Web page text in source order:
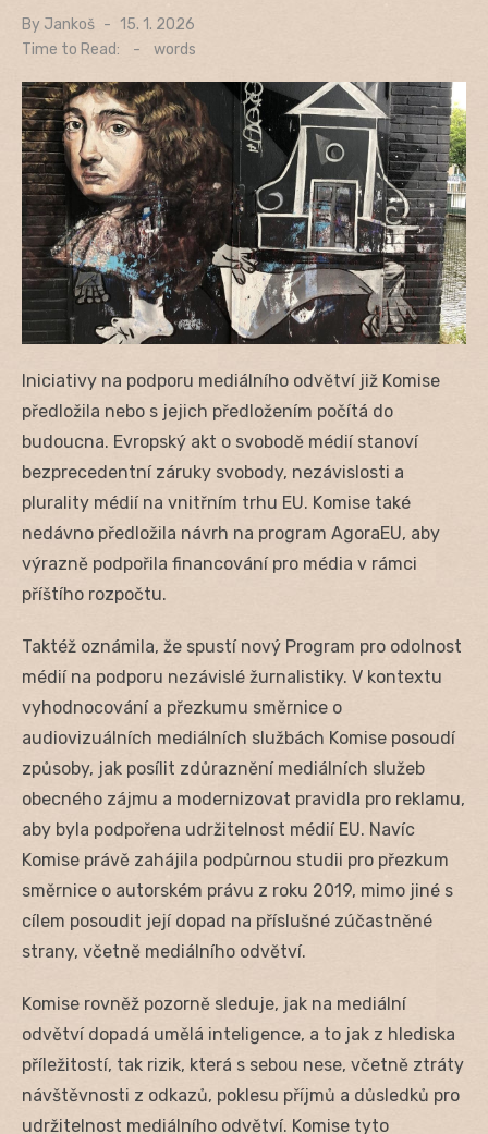
By Jankoš
Posted
15. 1. 2026
Time to Read:
- words
Iniciativy na podporu mediálního odvětví již Komise
předložila nebo s jejich předložením počítá do
budoucna. Evropský akt o svobodě médií stanoví
bezprecedentní záruky svobody, nezávislosti a
plurality médií na vnitřním trhu EU. Komise také
nedávno předložila návrh na program AgoraEU, aby
výrazně podpořila financování pro média v rámci
příštího rozpočtu.
Taktéž oznámila, že spustí nový Program pro odolnost
médií na podporu nezávislé žurnalistiky. V kontextu
vyhodnocování a přezkumu směrnice o
audiovizuálních mediálních službách Komise posoudí
způsoby, jak posílit zdůraznění mediálních služeb
obecného zájmu a modernizovat pravidla pro reklamu,
aby byla podpořena udržitelnost médií EU. Navíc
Komise právě zahájila podpůrnou studii pro přezkum
směrnice o autorském právu z roku 2019, mimo jiné s
cílem posoudit její dopad na příslušné zúčastněné
strany, včetně mediálního odvětví.
Komise rovněž pozorně sleduje, jak na mediální
odvětví dopadá umělá inteligence, a to jak z hlediska
příležitostí, tak rizik, která s sebou nese, včetně ztráty
návštěvnosti z odkazů, poklesu příjmů a důsledků pro
udržitelnost mediálního odvětví. Komise tyto